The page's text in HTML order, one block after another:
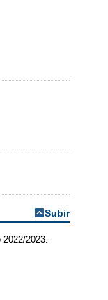
Subir
2023.